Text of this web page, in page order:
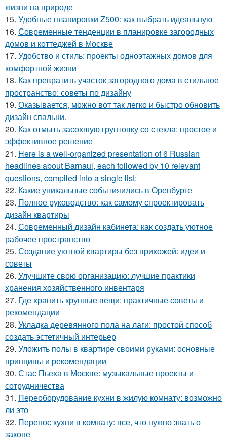
жизни на природе
15. Удобные планировки Z500: как выбрать идеальную
16. Современные тенденции в планировке загородных
домов и коттеджей в Москве
17. Удобство и стиль: проекты одноэтажных домов для
комфортной жизни
18. Как превратить участок загородного дома в стильное
пространство: советы по дизайну
19. Оказывается, можно вот так легко и быстро обновить
дизайн спальни.
20. Как отмыть засохшую грунтовку со стекла: простое и
эффективное решение
21. Here is a well-organized presentation of 6 Russian
headlines about Barnaul, each followed by 10 relevant
questions, compiled into a single list:
22. Какие уникальные событияились в Оренбурге
23. Полное руководство: как самому спроектировать
дизайн квартиры
24. Современный дизайн кабинета: как создать уютное
рабочее пространство
25. Создание уютной квартиры без прихожей: идеи и
советы
26. Улучшите свою организацию: лучшие практики
хранения хозяйственного инвентаря
27. Где хранить крупные вещи: практичные советы и
рекомендации
28. Укладка деревянного пола на лаги: простой способ
создать эстетичный интерьер
29. Уложить полы в квартире своими руками: основные
принципы и рекомендации
30. Стас Пьеха в Москве: музыкальные проекты и
сотрудничества
31. Переоборудование кухни в жилую комнату: возможно
ли это
32. Перенос кухни в комнату: все, что нужно знать о
законе